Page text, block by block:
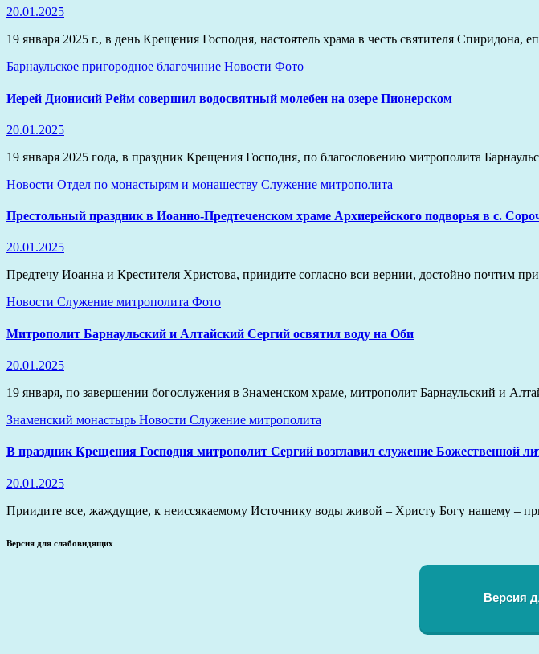
20.01.2025
19 января 2025 г., в день Крещения Господня, настоятель храма в честь святителя
Барнаульское пригородное благочиние Новости Фото
Иерей Дионисий Рейм совершил водосвятный молебен на озере Пионерском
20.01.2025
19 января 2025 года, в праздник Крещения Господня, по благословению митрополита
Новости Отдел по монастырям и монашеству Служение митрополита
Престольный праздник в Иоанно-Предтеченском храме Архиерейского подворья в с.
20.01.2025
Предтечу Иоанна и Крестителя Христова, приидите согласно вси вернии, достойно почтим
Новости Служение митрополита Фото
Митрополит Барнаульский и Алтайский Сергий освятил воду на Оби
20.01.2025
19 января, по завершении богослужения в Знаменском храме, митрополит Барнаульский и
Знаменский монастырь Новости Служение митрополита
В праздник Крещения Господня митрополит Сергий возглавил служение Божественной
20.01.2025
Приидите все, жаждущие, к неиссякаемому Источнику воды живой – Христу Богу нашему –
Версия для слабовидящих
Версия